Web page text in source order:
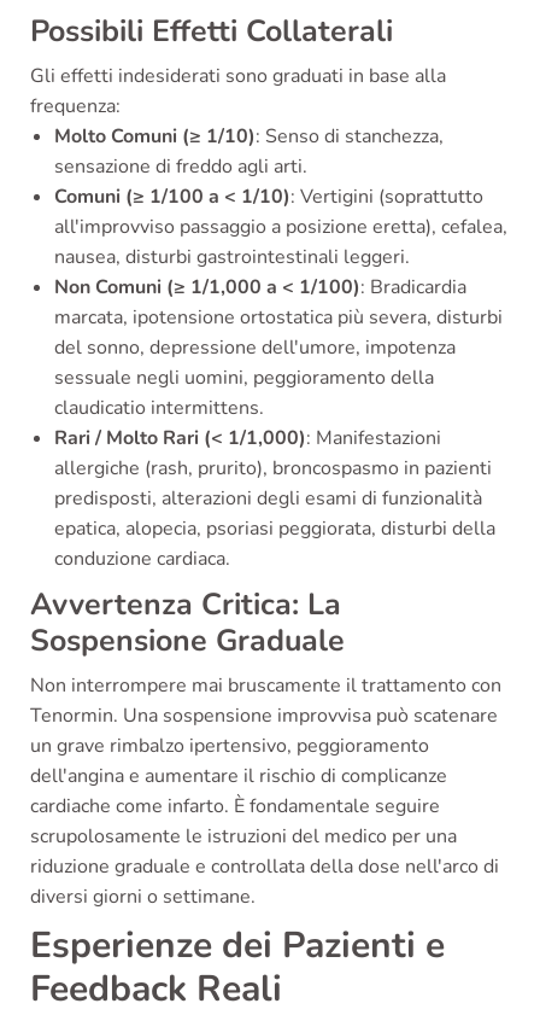
Possibili Effetti Collaterali
Gli effetti indesiderati sono graduati in base alla
frequenza:
Molto Comuni (≥ 1/10): Senso di stanchezza,
sensazione di freddo agli arti.
Comuni (≥ 1/100 a < 1/10): Vertigini (soprattutto
all'improvviso passaggio a posizione eretta), cefalea,
nausea, disturbi gastrointestinali leggeri.
Non Comuni (≥ 1/1,000 a < 1/100): Bradicardia
marcata, ipotensione ortostatica più severa, disturbi
del sonno, depressione dell'umore, impotenza
sessuale negli uomini, peggioramento della
claudicatio intermittens.
Rari / Molto Rari (< 1/1,000): Manifestazioni
allergiche (rash, prurito), broncospasmo in pazienti
predisposti, alterazioni degli esami di funzionalità
epatica, alopecia, psoriasi peggiorata, disturbi della
conduzione cardiaca.
Avvertenza Critica: La
Sospensione Graduale
Non interrompere mai bruscamente il trattamento con
Tenormin. Una sospensione improvvisa può scatenare
un grave rimbalzo ipertensivo, peggioramento
dell'angina e aumentare il rischio di complicanze
cardiache come infarto. È fondamentale seguire
scrupolosamente le istruzioni del medico per una
riduzione graduale e controllata della dose nell'arco di
diversi giorni o settimane.
Esperienze dei Pazienti e
Feedback Reali